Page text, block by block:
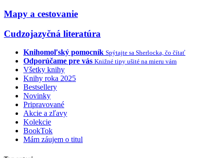
Mapy a cestovanie
Cudzojazyčná literatúra
Knihomoľský pomocník Spýtajte sa Sherlocka, čo čítať
Odporúčame pre vás Knižné tipy ušité na mieru vám
Všetky knihy
Knihy roka 2025
Bestsellery
Novinky
Pripravované
Akcie a zľavy
Kolekcie
BookTok
Mám záujem o titul